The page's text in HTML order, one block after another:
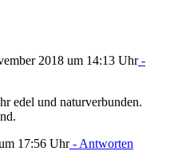
2018 um 14:13 Uhr-
edel und naturverbunden.
17:56 Uhr- Antworten